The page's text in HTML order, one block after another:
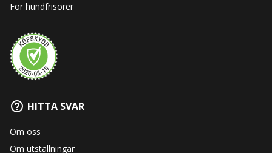
För hundfrisörer
HITTA SVAR
Om oss
Om utställningar